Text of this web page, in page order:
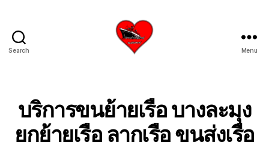
Search
ย้าย
เรือ
ใหญ่
เครน
Menu
บริการขนย้ายเรือ บางละมุง
ยกย้ายเรือ ลากเรือ ขนส่งเรือ